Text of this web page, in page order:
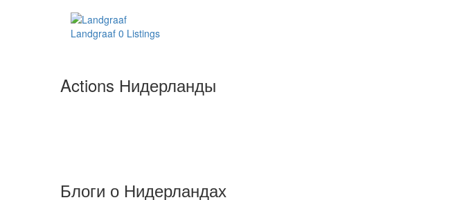
Landgraaf 0 Listings
Actions Нидерланды
Блоги о Нидерландах